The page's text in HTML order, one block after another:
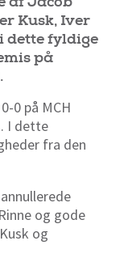
Kusk, Iver
dette fyldige
på
0 på MCH
I dette
fra den
og gode
og